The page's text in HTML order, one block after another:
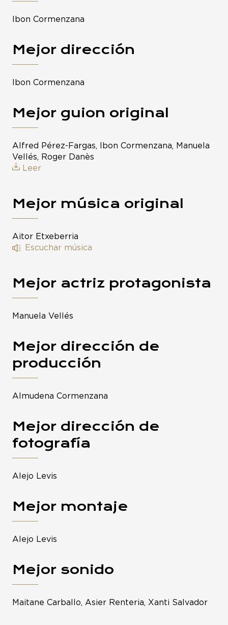
Ibon Cormenzana
Mejor dirección
Ibon Cormenzana
Mejor guion original
Alfred Pérez-Fargas, Ibon Cormenzana, Manuela
Vellés, Roger Danès
Leer
Mejor música original
Aitor Etxeberria
Escuchar música
Mejor actriz protagonista
Manuela Vellés
Mejor dirección de
producción
Almudena Cormenzana
Mejor dirección de
fotografía
Alejo Levis
Mejor montaje
Alejo Levis
Mejor sonido
Maitane Carballo, Asier Renteria, Xanti Salvador